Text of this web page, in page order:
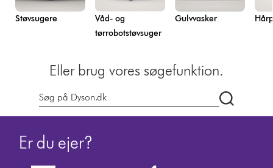
Støvsugere
Våd- og
tørrobotstøvsuger
Gulvvasker
Eller brug vores søgefunktion.
Søg
på
Er du ejer?